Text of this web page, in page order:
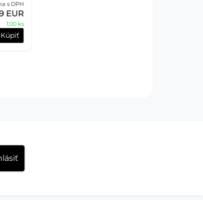
s DPH
EUR
1,00 ks
Kúpiť